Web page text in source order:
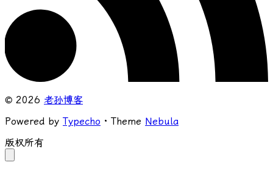
© 2026 老孙博客
Powered by Typecho · Theme Nebula
版权所有